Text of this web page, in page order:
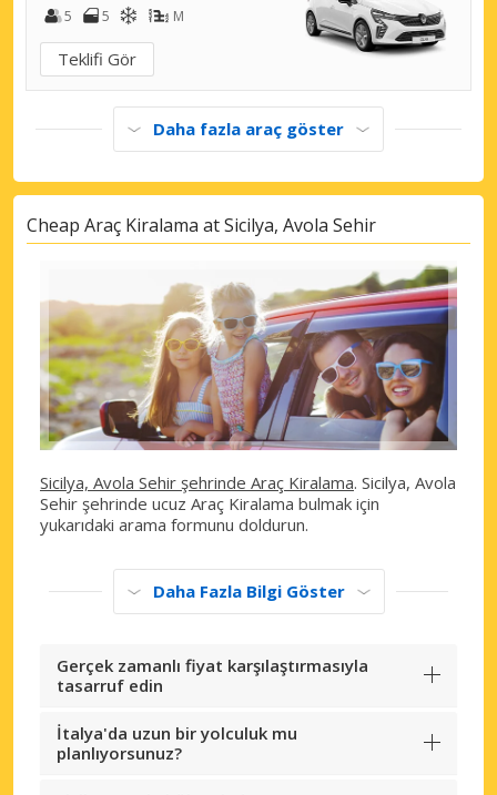
5
5 M
Teklifi Gör
Daha fazla araç göster
Cheap Araç Kiralama at Sicilya, Avola Sehir
Sicilya, Avola Sehir şehrinde Araç Kiralama. Sicilya, Avola
Sehir şehrinde ucuz Araç Kiralama bulmak için
yukarıdaki arama formunu doldurun.
Daha Fazla Bilgi Göster
Gerçek zamanlı fiyat karşılaştırmasıyla
tasarruf edin
İtalya'da uzun bir yolculuk mu
planlıyorsunuz?